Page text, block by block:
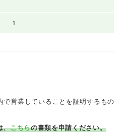
1
営業していることを証明するもの
、こちらの書類を申請ください。